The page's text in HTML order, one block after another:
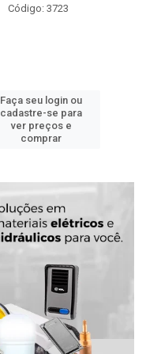
Código: 3723
Faça seu login ou
cadastre-se para
ver preços e
comprar